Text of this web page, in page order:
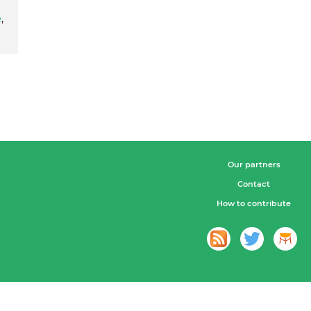
,
Our partners
Contact
How to contribute